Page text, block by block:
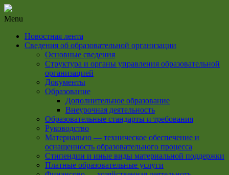
Menu
Новостная лента
Сведения об образовательной организации
Основные сведения
Структура и органы управления образовательной
организацией
Документы
Образование
Дополнительное образование
Внеурочная деятельность
Образовательные стандарты и требования
Руководство
Материально — техническое обеспечение и
оснащенность образовательного процесса
Стипендии и иные виды материальной поддержки
Платные образовательные услуги